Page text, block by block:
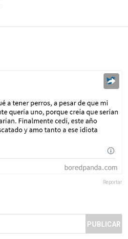
Reportar
PUBLICAR